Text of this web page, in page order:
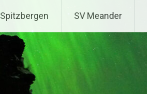
Spitzbergen SV Meander